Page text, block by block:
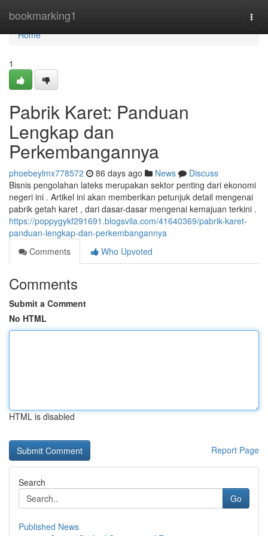
bookmarking1
Home
Home
1
Pabrik Karet: Panduan
Lengkap dan
Perkembangannya
phoebeylmx778572 86 days ago News
Discuss
Bisnis pengolahan lateks merupakan sektor penting dari ekonomi
negeri ini . Artikel ini akan memberikan petunjuk detail mengenai
pabrik getah karet , dari dasar-dasar mengenai kemajuan terkini .
https://poppygykf291691.blogsvila.com/41640369/pabrik-karet-
panduan-lengkap-dan-perkembangannya
Comments
Who Upvoted
Comments
Submit a Comment
No HTML
HTML is disabled
Report Page
Search
Go
Published News